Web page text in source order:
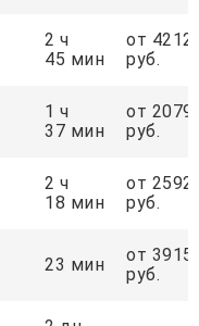
2 ч
45 мин
от 4212
руб.
1 ч
37 мин
от 2079
руб.
2 ч
18 мин
от 2592
руб.
23 мин
от 3915
руб.